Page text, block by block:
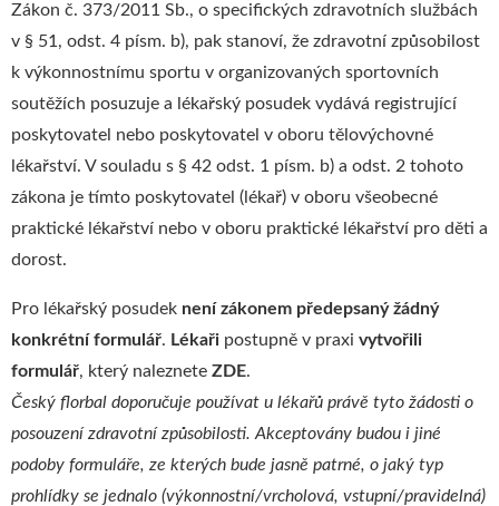
Zákon č. 373/2011 Sb., o specifických zdravotních službách
v § 51, odst. 4 písm. b), pak stanoví, že zdravotní způsobilost
k výkonnostnímu sportu v organizovaných sportovních
soutěžích posuzuje a lékařský posudek vydává registrující
poskytovatel nebo poskytovatel v oboru tělovýchovné
lékařství. V souladu s § 42 odst. 1 písm. b) a odst. 2 tohoto
zákona je tímto poskytovatel (lékař) v oboru všeobecné
praktické lékařství nebo v oboru praktické lékařství pro děti a
dorost.
Pro lékařský posudek není zákonem předepsaný žádný
konkrétní formulář. Lékaři postupně v praxi vytvořili
formulář, který naleznete ZDE.
Český florbal doporučuje používat u lékařů právě tyto žádosti o
posouzení zdravotní způsobilosti. Akceptovány budou i jiné
podoby formuláře, ze kterých bude jasně patrné, o jaký typ
prohlídky se jednalo (výkonnostní/vrcholová, vstupní/pravidelná)